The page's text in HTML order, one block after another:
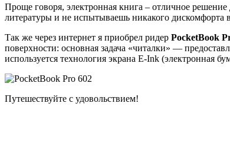
Проще говоря, электронная книга – отличное
литературы и не испытываешь никакого дискомфорта
Так же через интернет я приобрел ридер PocketBook
поверхности: основная задача «читалки» —
используется технология экрана E-Ink (электронная
Путешествуйте с удовольствием!